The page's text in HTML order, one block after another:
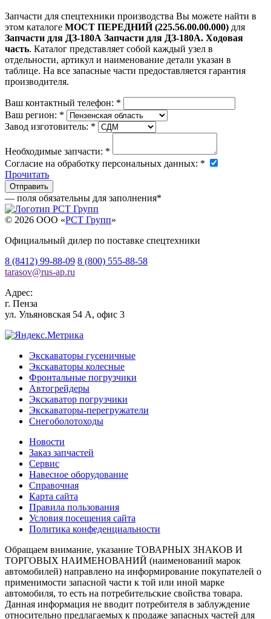
Запчасти для спецтехники производства Вы можете найти в
этом каталоге МОСТ ПЕРЕДНИЙ (225.56.00.00.000) для
Запчасти для ДЗ-180А Запчасти для ДЗ-180А. Ходовая
часть. Каталог представляет собой каждый узел в
отдельности, артикул и наименование детали указан в
таблице. На все запасные части предоставляется гарантия
производителя.
Ваш контактный телефон: *
Ваш регион: *
Завод изготовитель: *
Необходимые запчасти: *
Согласие на обработку персональных данных: *
Прочитать
— поля обязательны для заполнения*
© 2026 OOO «РСТ Групп»
Официальный дилер по поставке спецтехники
8 (8412) 99-88-09 8 (800) 555-88-58
tarasov@rus-ap.ru
Адрес:
г. Пенза
ул. Ульяновская 54 А, офис 3
Экскаваторы гусеничные
Экскаваторы колесные
Фронтальные погрузчики
Автогрейдеры
Экскаватор погрузчики
Экскаваторы-перегружатели
Снегоболотоходы
Новости
Заказ запчастей
Сервис
Навесное оборудование
Справочная
Карта сайта
Правила пользования
Условия посещения сайта
Политика конфеденциальности
Обращаем внимание, указание ТОВАРНЫХ ЗНАКОВ И
ТОРГОВЫХ НАИМЕНОВАНИЙ (наименований марок
автомобилей) направлено на информирование покупателей о
применимости запасной части к той или иной марке
автомобиля, то есть на потребительские свойства товара.
Данная информация не вводит потребителя в заблуждение
относительно предлагаемых к продаже запасных частей для